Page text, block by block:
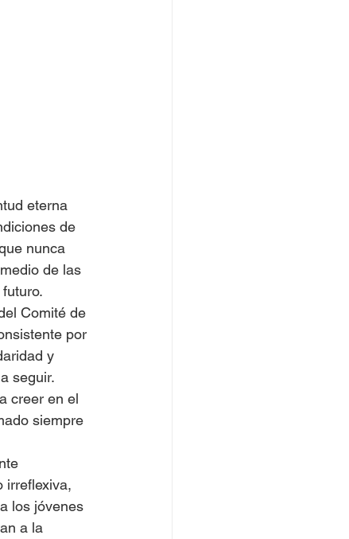
eterna
de
nunca
de las
Comité de
por
y
seguir.
creer en el
siempre
irreflexiva,
los jóvenes
a la